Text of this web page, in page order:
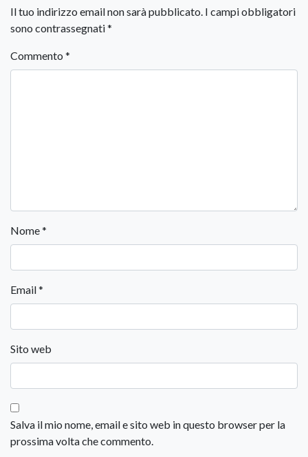
Il tuo indirizzo email non sarà pubblicato. I campi obbligatori
sono contrassegnati*
Commento *
Nome*
Email*
Sito web
Salva il mio nome, email e sito web in questo browser per la
prossima volta che commento.